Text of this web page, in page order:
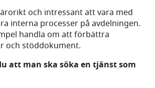
och intressant att vara med
interna processer på avdelningen.
handla om att förbättra
och stöddokument.
att man ska söka en tjänst som